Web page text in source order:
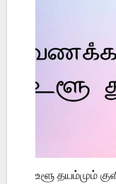
உளூ தயம்மும்